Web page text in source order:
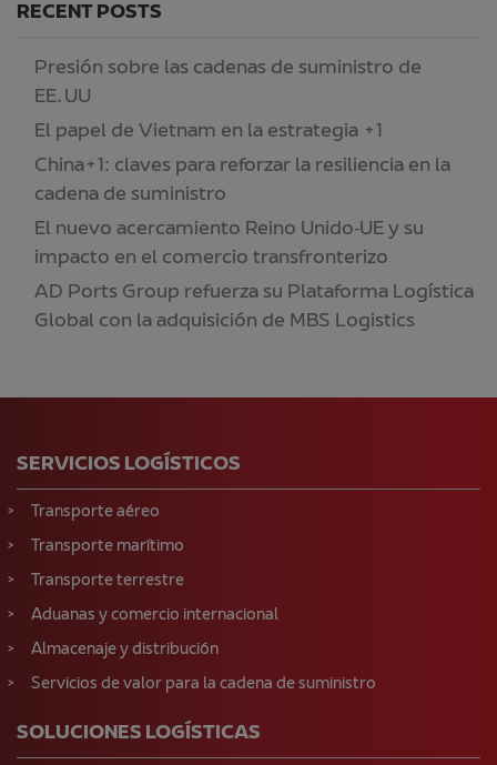
RECENT POSTS
Presión sobre las cadenas de suministro de
EE. UU
El papel de Vietnam en la estrategia +1
China+1: claves para reforzar la resiliencia en la
cadena de suministro
El nuevo acercamiento Reino Unido‑UE y su
impacto en el comercio transfronterizo
AD Ports Group refuerza su Plataforma Logística
Global con la adquisición de MBS Logistics
SERVICIOS LOGÍSTICOS
Transporte aéreo
Transporte marítimo
Transporte terrestre
Aduanas y comercio internacional
Almacenaje y distribución
Servicios de valor para la cadena de suministro
SOLUCIONES LOGÍSTICAS